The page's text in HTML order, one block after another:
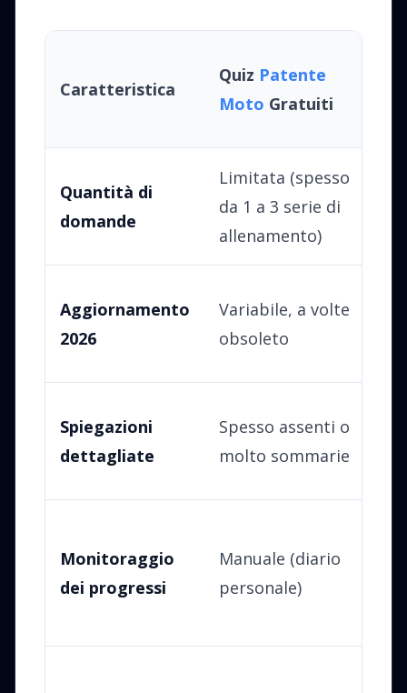
Caratteristica
Quiz Patente
Moto Gratuiti
Quantità di
domande
Limitata (spesso
da 1 a 3 serie di
allenamento)
Aggiornamento
2026
Variabile, a volte
obsoleto
Spiegazioni
dettagliate
Spesso assenti o
molto sommarie
Monitoraggio
dei progressi
Manuale (diario
personale)